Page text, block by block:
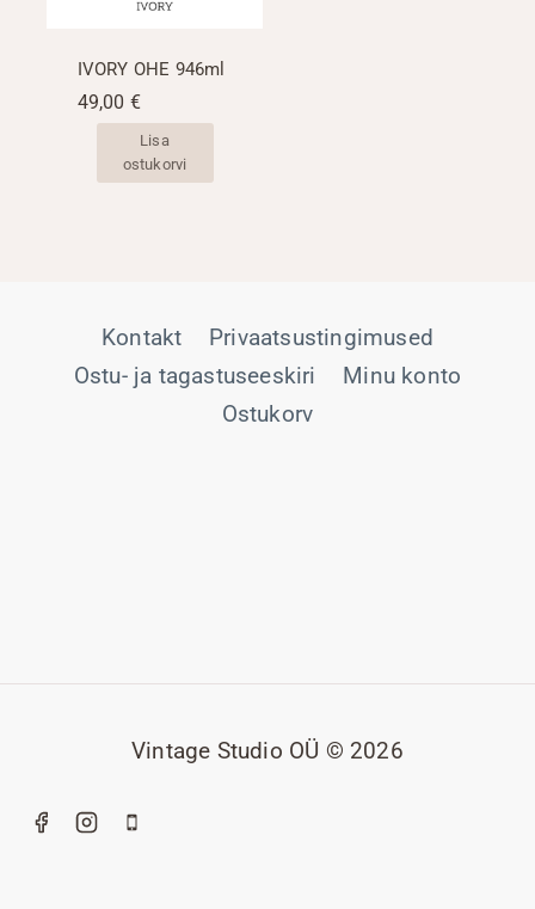
IVORY OHE 946ml
49,00 €
Lisa
ostukorvi
Kontakt
Privaatsustingimused
Ostu- ja tagastuseeskiri
Minu konto
Ostukorv
Vintage Studio OÜ © 2026